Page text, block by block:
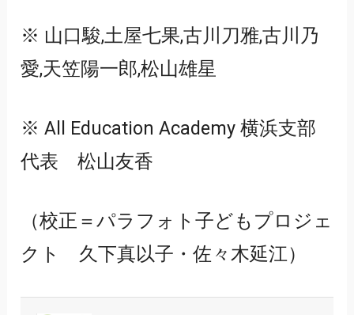
※ 山口駿,土屋七果,古川刀雅,古川乃
愛,天笠陽一郎,松山雄星
※ All Education Academy 横浜支部
代表 松山友香
（校正＝パラフォト子どもプロジェ
クト 久下真以子・佐々木延江）